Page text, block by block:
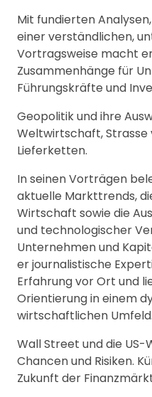
Mit fundierten
einer verständlichen,
Vortragsweise macht
Zusammenhänge für
Führungskräfte und
Geopolitik und ihre
Weltwirtschaft, Strasse
Lieferketten.
In seinen Vorträgen
aktuelle Markttrends,
Wirtschaft sowie die
und technologischer
Unternehmen und
er journalistische
Erfahrung vor Ort und
Orientierung in einem
wirtschaftlichen Umfeld.
Wall Street und die
Chancen und Risiken.
Zukunft der